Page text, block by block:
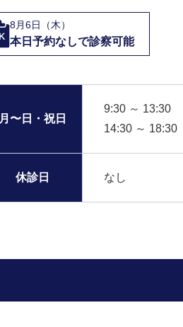
8月6日（木）
本日予約なしで診察可能
月〜日・祝日
9:30 ～ 13:30
14:30 ～ 18:30
休診日 なし